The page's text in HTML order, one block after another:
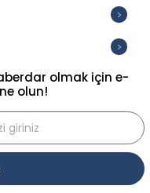
olmak için e-
olun!